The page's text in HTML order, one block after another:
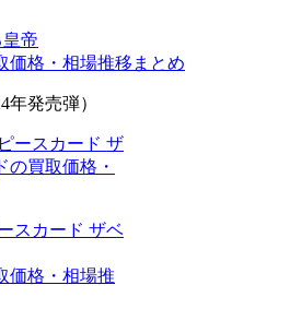
皇帝
価格・相場推移まとめ
年発売弾）
スカード ザベ
価格・相場推